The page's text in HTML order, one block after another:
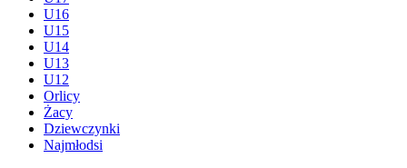
U16
U15
U14
U13
U12
Orlicy
Żacy
Dziewczynki
Najmłodsi